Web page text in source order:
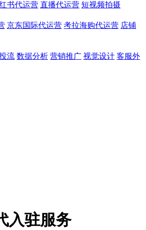
书代运营 直播代运营 短视频拍摄
京东国际代运营 考拉海购代运营 店铺
流 数据分析 营销推广 视觉设计 客服外
入驻服务